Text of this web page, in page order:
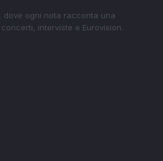
dove ogni nota racconta una
interviste e Eurovision.